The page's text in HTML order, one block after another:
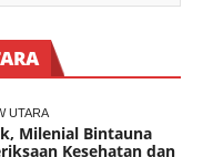
UTARA
Milenial Bintauna
Kesehatan dan